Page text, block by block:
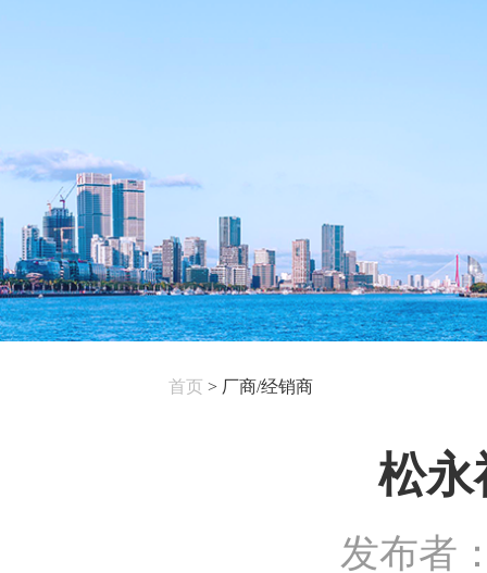
首页 > 厂商/经销商
松永
发布者